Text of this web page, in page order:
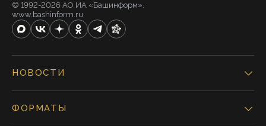
© 1992-2026 АО ИА «Башинформ».
www.bashinform.ru
НОВОСТИ
ФОРМАТЫ